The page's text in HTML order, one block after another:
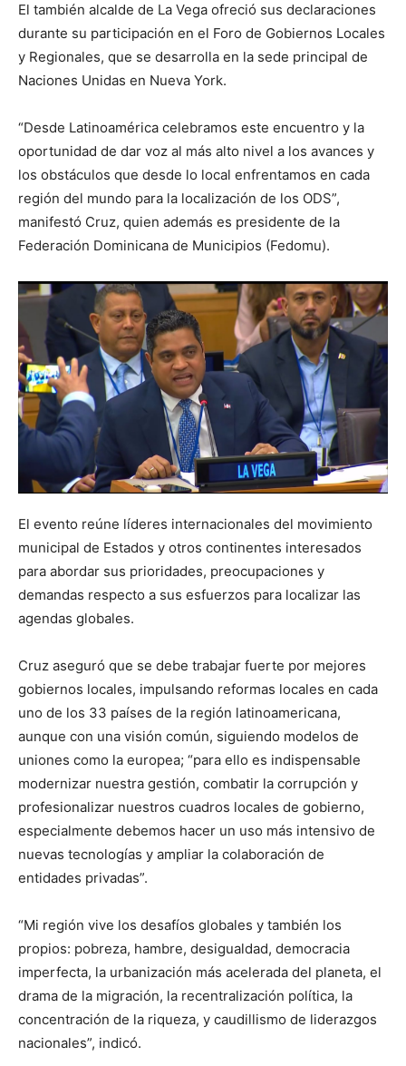
El también alcalde de La Vega ofreció sus declaraciones
durante su participación en el Foro de Gobiernos Locales
y Regionales, que se desarrolla en la sede principal de
Naciones Unidas en Nueva York.
“Desde Latinoamérica celebramos este encuentro y la
oportunidad de dar voz al más alto nivel a los avances y
los obstáculos que desde lo local enfrentamos en cada
región del mundo para la localización de los ODS”,
manifestó Cruz, quien además es presidente de la
Federación Dominicana de Municipios (Fedomu).
El evento reúne líderes internacionales del movimiento
municipal de Estados y otros continentes interesados
para abordar sus prioridades, preocupaciones y
demandas respecto a sus esfuerzos para localizar las
agendas globales.
Cruz aseguró que se debe trabajar fuerte por mejores
gobiernos locales, impulsando reformas locales en cada
uno de los 33 países de la región latinoamericana,
aunque con una visión común, siguiendo modelos de
uniones como la europea; “para ello es indispensable
modernizar nuestra gestión, combatir la corrupción y
profesionalizar nuestros cuadros locales de gobierno,
especialmente debemos hacer un uso más intensivo de
nuevas tecnologías y ampliar la colaboración de
entidades privadas”.
“Mi región vive los desafíos globales y también los
propios: pobreza, hambre, desigualdad, democracia
imperfecta, la urbanización más acelerada del planeta, el
drama de la migración, la recentralización política, la
concentración de la riqueza, y caudillismo de liderazgos
nacionales”, indicó.